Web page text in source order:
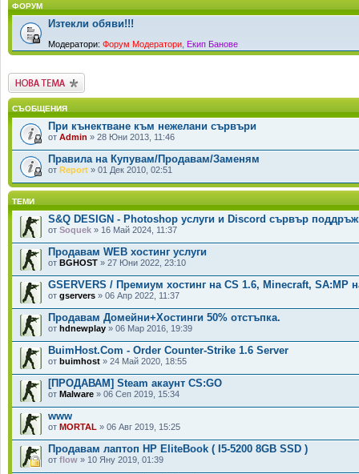
ФОРУМ
Изтекли обяви!!!
Модератори: Форум Модератори Екип Банове
Публикувай нова
тема
СЪОБЩЕНИЯ
При кънектване към нежелани сървъри
от Admin » 28 Юни 2013, 11:46
Правила на Купувам/Продавам/Заменям
от Report » 01 Дек 2010, 02:51
ТЕМИ
S&Q DESIGN - Photoshop услуги и Discord сървър
от Soquek » 16 Май 2024, 11:37
Продавам WEB хостинг услуги
от BGHOST » 27 Юни 2022, 23:10
GSERVERS / Премиум хостинг на CS 1.6, Minecraft, SA:MP
от gservers » 06 Апр 2022, 11:37
Продавам Домейни+Хостинги 50% отстъпка.
от hdnewplay » 06 Мар 2016, 19:39
BuimHost.Com - Order Counter-Strike 1.6 Server
от buimhost » 24 Май 2020, 18:55
[ПРОДАВАМ] Steam акаунт CS:GO
от Malware » 06 Сеп 2019, 15:34
www
от MORTAL » 06 Авг 2019, 15:25
Продавам лаптоп HP EliteBook ( I5-5200 8GB SSD )
от flow » 10 Яну 2019, 01:39